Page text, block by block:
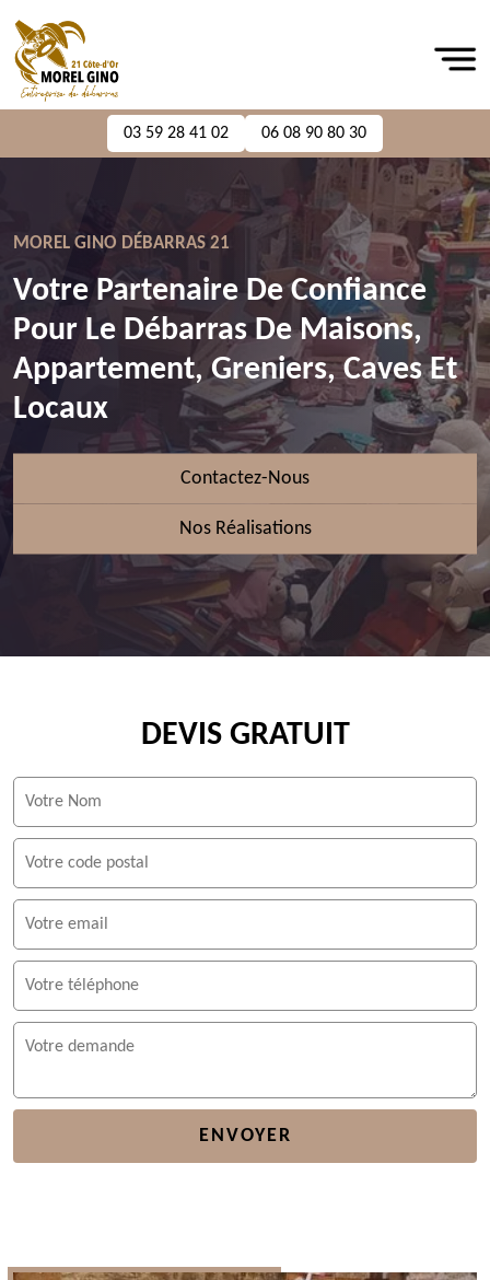
03 59 28 41 02 06 08 90 80 30
MOREL GINO DÉBARRAS 21
Votre Partenaire De Confiance
Pour Le Débarras De Maisons,
Appartement, Greniers, Caves Et
Locaux
Contactez-Nous
Nos Réalisations
DEVIS GRATUIT